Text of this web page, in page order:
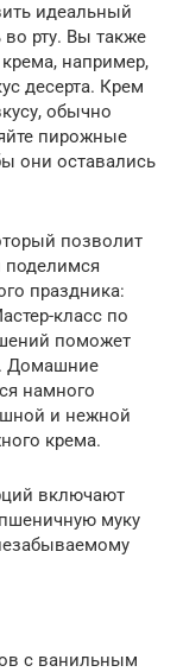
идеальный
рту. Вы также
крема, например,
десерта. Крем
обычно
пирожные
они оставались
позволит
поделимся
праздника:
класс по
поможет
Домашние
намного
и нежной
крема.
включают
муку
с ванильным